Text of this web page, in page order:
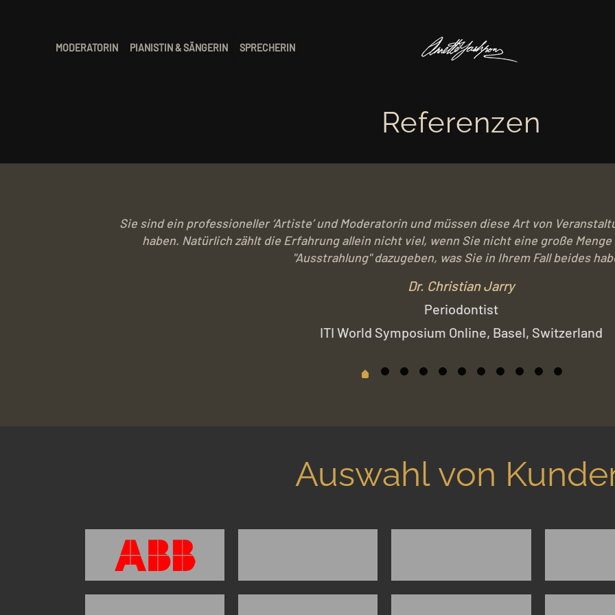
MODERATORIN PIANISTIN & SÄNGERIN SPRECHERIN
Referenzen
Sie sind ein professioneller ‘Artiste’ und Moderatorin und müssen diese Art von
haben. Natürlich zählt die Erfahrung allein nicht viel, wenn Sie nicht eine große
"Ausstrahlung" dazugeben, was Sie in Ihrem Fall beides
Dr. Christian Jarry
Periodontist
ITI World Symposium Online, Basel, Switzerland
Auswahl von